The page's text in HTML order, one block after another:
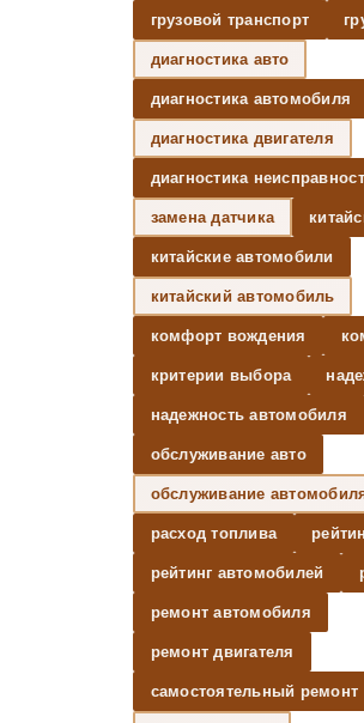
грузовой транспорт
диагностика авто
диагностика автомобиля
диагностика двигателя
диагностика
замена датчика
китайские автомобили
китайский автомобиль
комфорт вождения
критерии выбора
надежность автомобиля
обслуживание авто
обслуживание
расход топлива
рейтинг автомобилей
ремонт автомобиля
ремонт двигателя
самостоятельный ремонт